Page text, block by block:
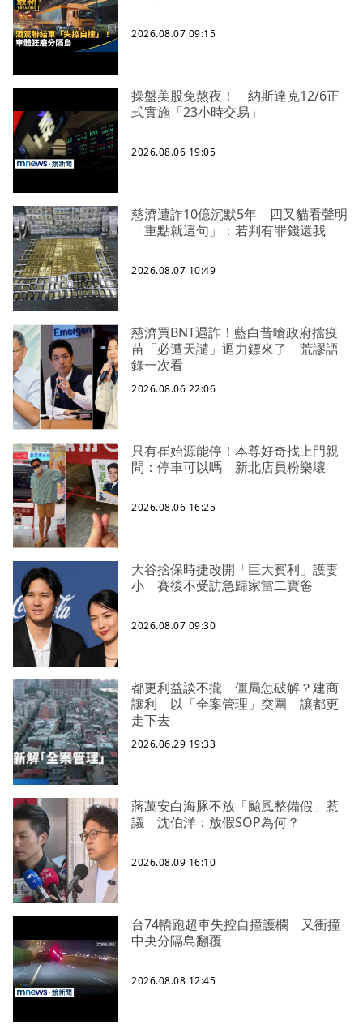
2026.08.07 09:15
操盤美股免熬夜！ 納斯達克12/6正
式實施「23小時交易」
2026.08.06 19:05
慈濟遭詐10億沉默5年 四叉貓看聲明
「重點就這句」：若判有罪錢還我
2026.08.07 10:49
慈濟買BNT遇詐！藍白昔嗆政府擋疫
苗「必遭天譴」迴力鏢來了 荒謬語
錄一次看
2026.08.06 22:06
只有崔始源能停！本尊好奇找上門親
問：停車可以嗎 新北店員粉樂壞
2026.08.06 16:25
大谷捨保時捷改開「巨大賓利」護妻
小 賽後不受訪急歸家當二寶爸
2026.08.07 09:30
都更利益談不攏 僵局怎破解？建商
讓利 以「全案管理」突圍 讓都更
走下去
2026.06.29 19:33
蔣萬安白海豚不放「颱風整備假」惹
議 沈伯洋：放假SOP為何？
2026.08.09 16:10
台74轎跑超車失控自撞護欄 又衝撞
中央分隔島翻覆
2026.08.08 12:45